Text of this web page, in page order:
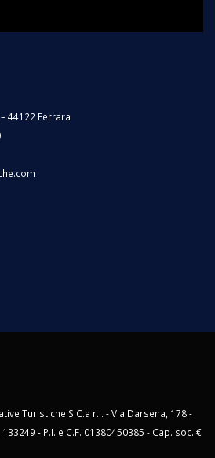
44122 Ferrara
Turistiche S.C.a r.l. - Via Darsena, 178 -
- P.I. e C.F. 01380450385 - Cap. soc. €